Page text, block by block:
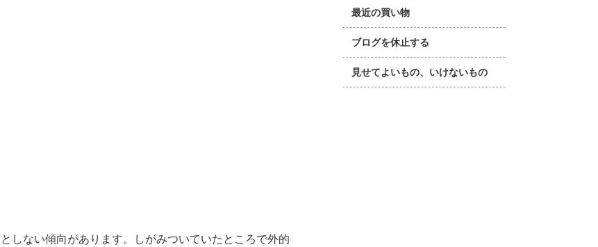
しない傾向があります。しがみついていたところで外的
最近の買い物
ブログを休止する
見せてよいもの、いけないもの